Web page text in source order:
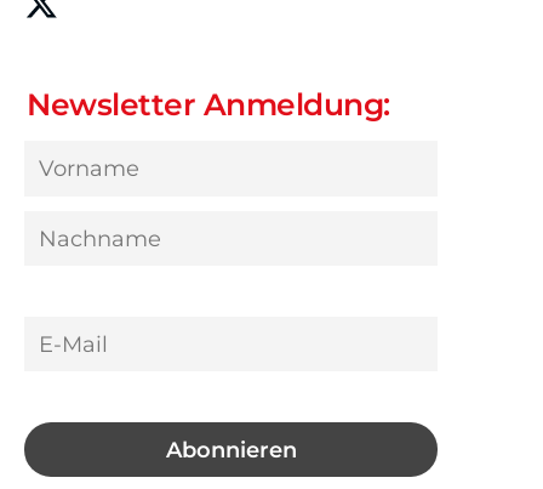
Newsletter Anmeldung: